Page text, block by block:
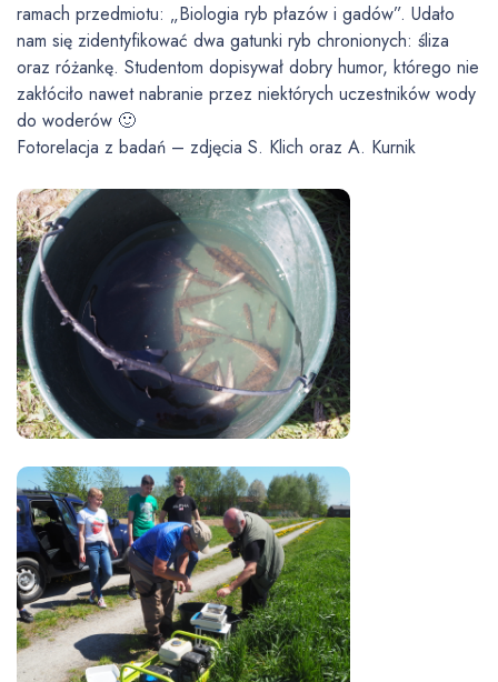
ramach przedmiotu: „Biologia ryb płazów i gadów”. Udało
nam się zidentyfikować dwa gatunki ryb chronionych: śliza
oraz różankę. Studentom dopisywał dobry humor, którego nie
zakłóciło nawet nabranie przez niektórych uczestników wody
do woderów 🙂
Fotorelacja z badań – zdjęcia S. Klich oraz A. Kurnik